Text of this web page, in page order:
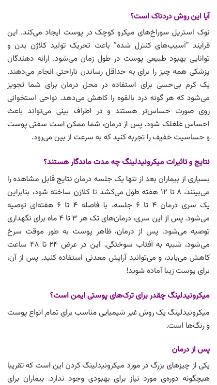
آیا این روش دردناک است؟
نوک استریل سوراخ‌های میکرو کوچک در پوست ایجاد می‌کند. این
فرآیند “آسیب‌های کنترل شده” باعث تحریک تولید کلاژن بدن و
توانایی بهبود طبیعی پوست در طول زمان می‌شود. ارائه دهندگان
پزشکی همه چیز را برای به حداقل رساندن ناراحتی انجام می‌دهند.
یک کرم بی‌حسی برای استفاده در محل درمان برای شما تجویز
می‌شود که هر گونه درد بالقوه را کاهش می‌دهد. نواحی استخوانی
روی صورت حساس‌تر هستند و در اطراف بینی می‌تواند باعث
احساس غلغلک شود. پس از درمان، شما ممکن است سفتی پوست
و حساسیت خفیف را تجربه کنید که به سرعت از بین می‌رود.
نتایج و تاثیرات میکرونیدلینگ چه مدت ماندگار هستند؟
بسیاری از بیماران بعد از تنها یک جلسه درمان نتایج قابل مشاهده را
می‌بینند، ۸ تا ۱۲ هفته طول می‌کشد تا کلاژن ساخته شود، بنابراین
یک سری درمان‌ ۴ تا ۶ جلسه، با فاصله ۴ تا ۶ هفته‌ای توصیه
می‌شود. پس از این سری، درمان‌های تک هر ۳ تا ۴ ماه برای نگهداری
توصیه می‌شود. پس از درمان، ظاهر پوست به طور موقت سرخ
می‌شود، شبیه به آفتاب سوختگی. این در عرض ۲۴ تا ۴۸ ساعت
کاهش می‌یابد، و می‌توانید آرایش معدنی استفاده کنید. پس از آن،
برای پوست زیبا آماده شوید!
میکرونیدلینگ چقدر برای ترک‌های پوستی ایمن است؟
میکرونیدلینگ یک روش غیر شیمیایی مناسب برای تمام انواع پوست
و رنگ‌ها است.
پس از درمان
یکی از چیزهای بزرگ در مورد میکرونیدلینگ کردن این است که تقریبا
هیچگونه دوره‌ی مورد نیاز برای بهبودی وجود ندارد. بیماران برای